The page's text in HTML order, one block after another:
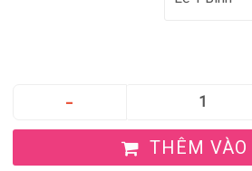
THÊM VÀO